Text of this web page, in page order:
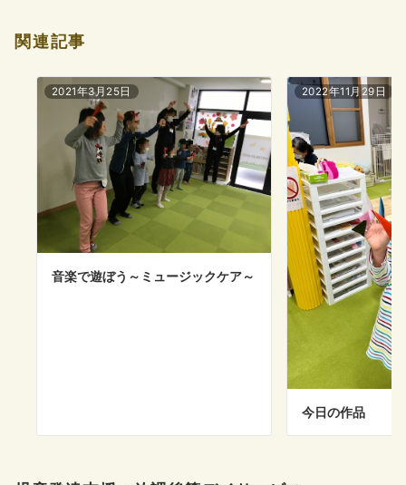
関連記事
2021年3月25日
音楽で遊ぼう～ミュージックケア～
2022年11月29日
今日の作品